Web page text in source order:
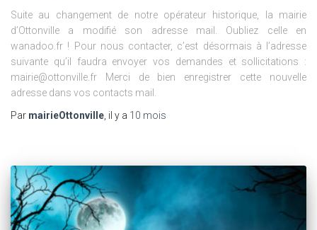
Suite au changement de notre opérateur historique, la mairie
d’Ottonville a modifié son adresse mail. Oubliez celle en
wanadoo.fr ! Pour nous contacter, c’est désormais à l’adresse
suivante qu’il faudra envoyer vos demandes et sollicitations :
mairie@ottonville.fr Merci de bien enregistrer cette nouvelle
adresse dans vos contacts mail.
Par mairieOttonville , il y a 10 mois